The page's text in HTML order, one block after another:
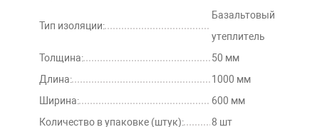
Тип изоляции:
Базальтовый
утеплитель
Толщина:
50 мм
Длина:
1000 мм
Ширина:
600 мм
Количество в упаковке (штук):
8 шт